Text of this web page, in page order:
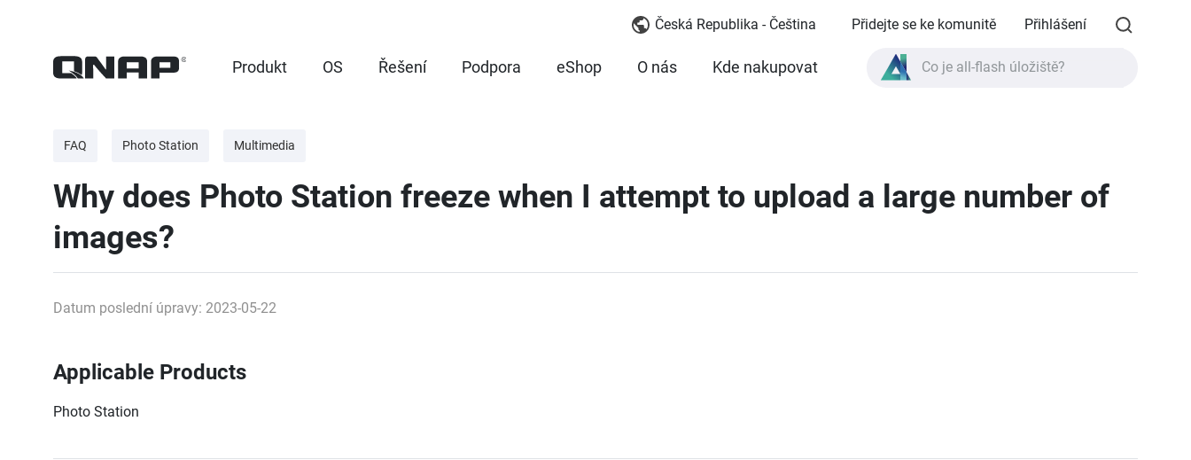
Česká Republika - Čeština Přidejte se ke komunitě Přihlášení
Produkt OS Řešení Podpora eShop O nás Kde nakupovat Co je all-flash úložiště?
Co je all-flash úložiště?
FAQ Photo Station Multimedia
Why does Photo Station freeze when I attempt to upload a large number of
images?
Datum poslední úpravy: 2023-05-22
Applicable Products
Photo Station